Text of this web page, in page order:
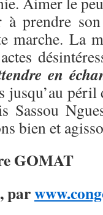
à prendre
marche. La
en
jusqu’au
Sassou
bien et
GOMAT
par